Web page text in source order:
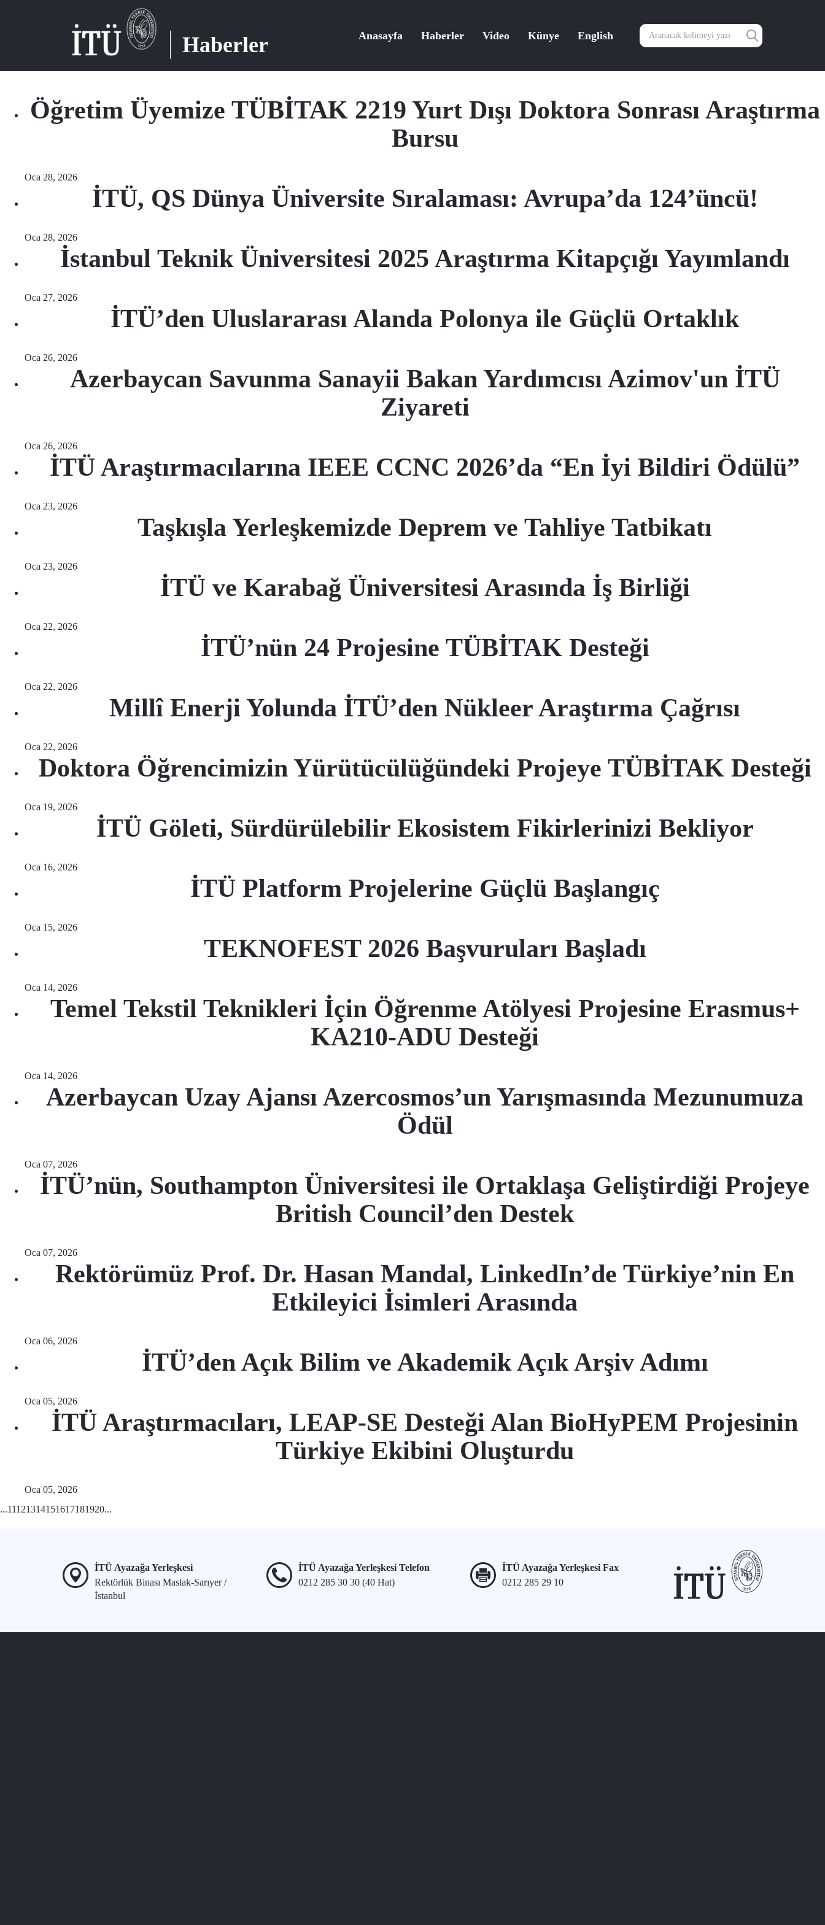
Haberler Anasayfa Haberler Video Künye English
Öğretim Üyemize TÜBİTAK 2219 Yurt Dışı Doktora Sonrası Araştırma
Bursu
Oca 28, 2026
İTÜ, QS Dünya Üniversite Sıralaması: Avrupa’da 124’üncü!
Oca 28, 2026
İstanbul Teknik Üniversitesi 2025 Araştırma Kitapçığı Yayımlandı
Oca 27, 2026
İTÜ’den Uluslararası Alanda Polonya ile Güçlü Ortaklık
Oca 26, 2026
Azerbaycan Savunma Sanayii Bakan Yardımcısı Azimov'un İTÜ
Ziyareti
Oca 26, 2026
İTÜ Araştırmacılarına IEEE CCNC 2026’da “En İyi Bildiri Ödülü”
Oca 23, 2026
Taşkışla Yerleşkemizde Deprem ve Tahliye Tatbikatı
Oca 23, 2026
İTÜ ve Karabağ Üniversitesi Arasında İş Birliği
Oca 22, 2026
İTÜ’nün 24 Projesine TÜBİTAK Desteği
Oca 22, 2026
Millî Enerji Yolunda İTÜ’den Nükleer Araştırma Çağrısı
Oca 22, 2026
Doktora Öğrencimizin Yürütücülüğündeki Projeye TÜBİTAK Desteği
Oca 19, 2026
İTÜ Göleti, Sürdürülebilir Ekosistem Fikirlerinizi Bekliyor
Oca 16, 2026
İTÜ Platform Projelerine Güçlü Başlangıç
Oca 15, 2026
TEKNOFEST 2026 Başvuruları Başladı
Oca 14, 2026
Temel Tekstil Teknikleri İçin Öğrenme Atölyesi Projesine Erasmus+
KA210-ADU Desteği
Oca 14, 2026
Azerbaycan Uzay Ajansı Azercosmos’un Yarışmasında Mezunumuza
Ödül
Oca 07, 2026
İTÜ’nün, Southampton Üniversitesi ile Ortaklaşa Geliştirdiği Projeye
British Council’den Destek
Oca 07, 2026
Rektörümüz Prof. Dr. Hasan Mandal, LinkedIn’de Türkiye’nin En
Etkileyici İsimleri Arasında
Oca 06, 2026
İTÜ’den Açık Bilim ve Akademik Açık Arşiv Adımı
Oca 05, 2026
İTÜ Araştırmacıları, LEAP-SE Desteği Alan BioHyPEM Projesinin
Türkiye Ekibini Oluşturdu
Oca 05, 2026
...11121314151617181920...
İTÜ Ayazağa Yerleşkesi
Rektörlük Binası Maslak-Sarıyer /
İstanbul
İTÜ Ayazağa Yerleşkesi Telefon
0212 285 30 30 (40 Hat)
İTÜ Ayazağa Yerleşkesi Fax
0212 285 29 10